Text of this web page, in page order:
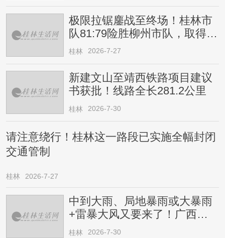
极限拉锯鏖战至终场！桂林市
队81:79险胜柳州市队，取得四
连胜
桂林 2026-7-27
新建文山至靖西铁路项目建议
书获批！线路全长281.2公里
桂林 2026-7-30
请注意绕行！桂林这一路段已实施全幅封闭
交通管制
桂林 2026-7-27
中到大雨、局地暴雨或大暴雨
+雷暴大风又要来了！广西人
请注意
桂林 2026-7-30